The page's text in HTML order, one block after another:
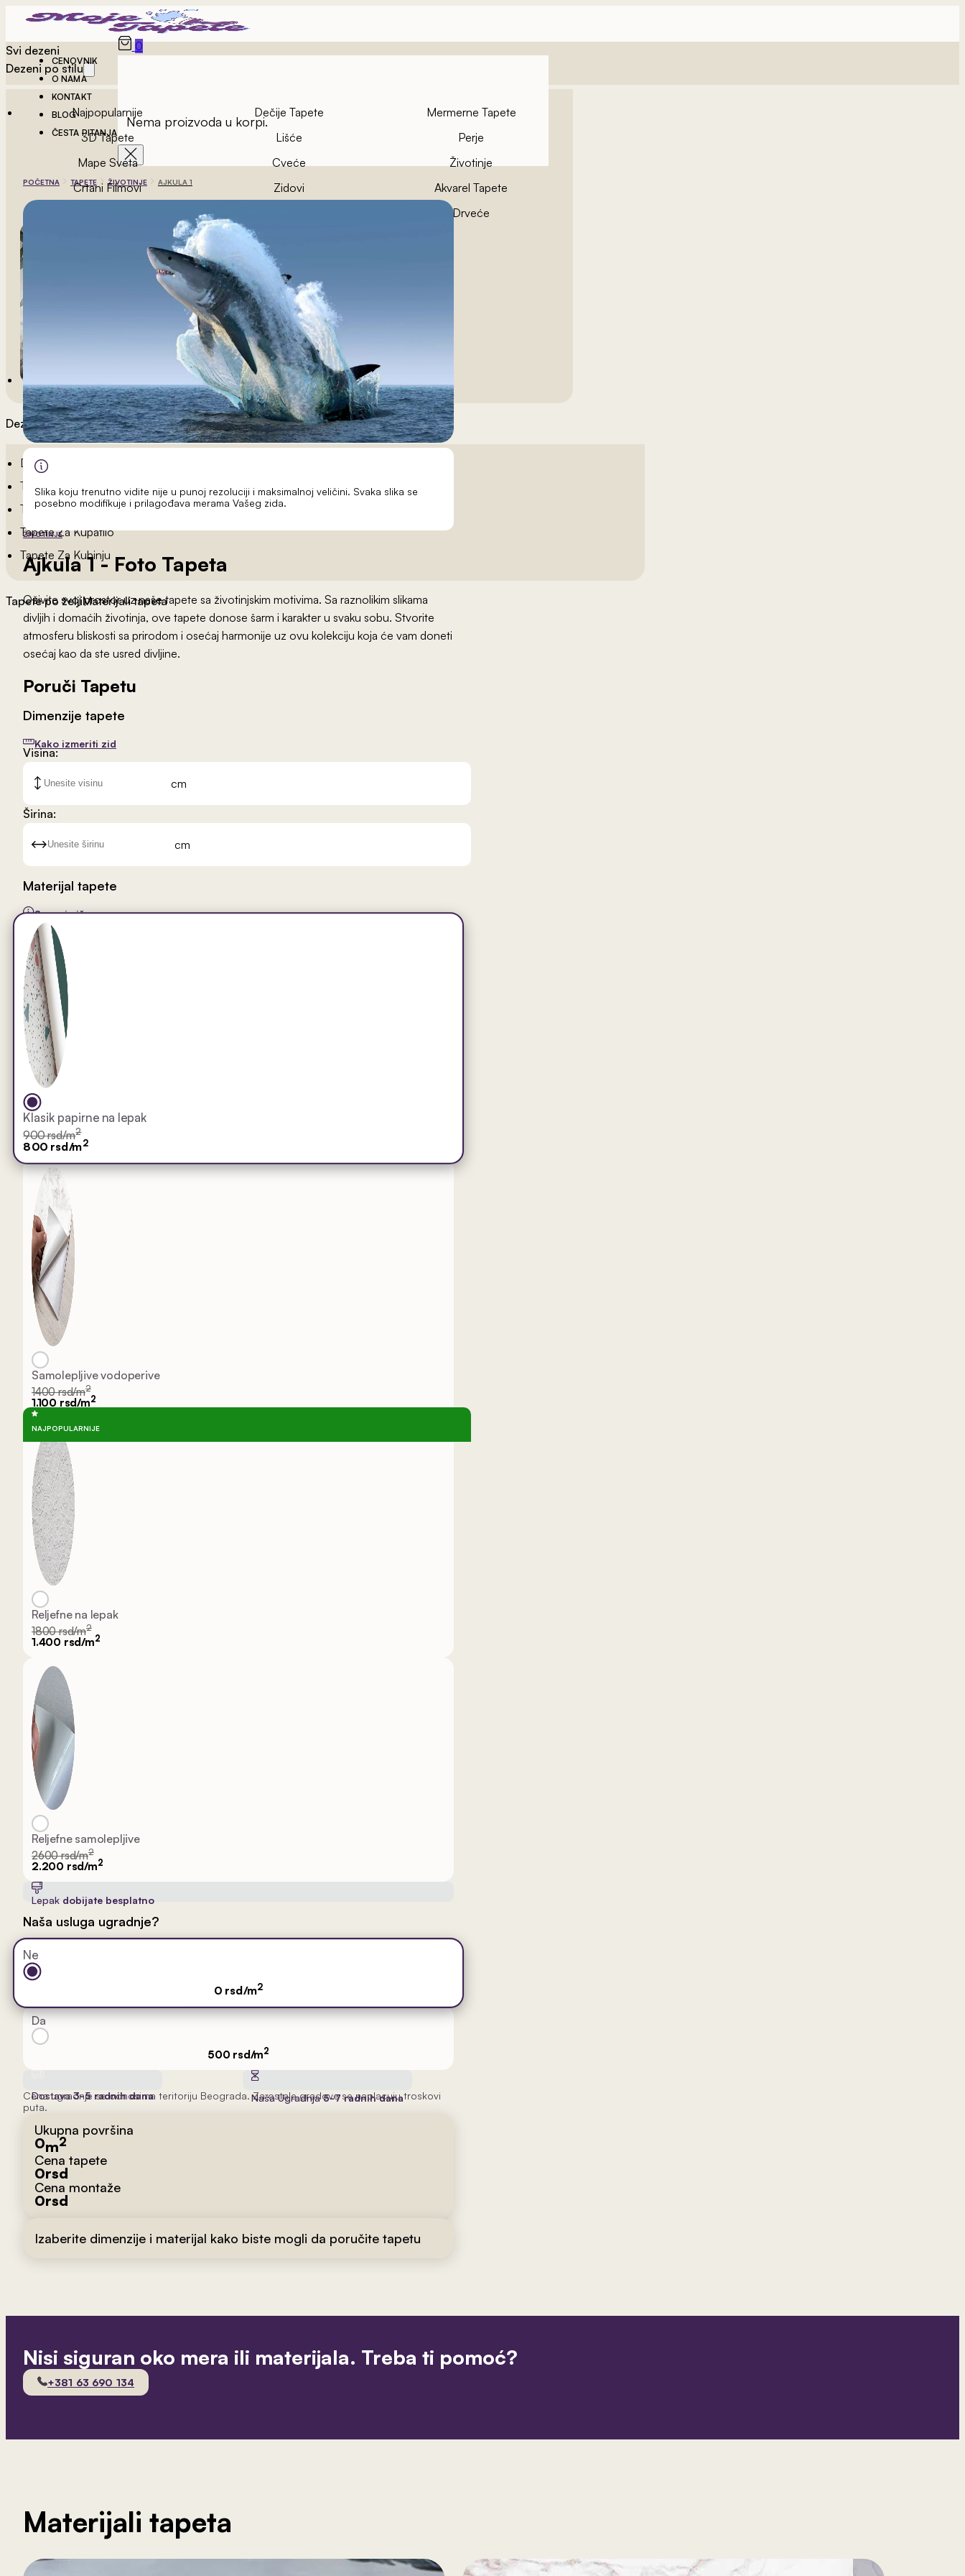
CENOVNIK
O NAMA
KONTAKT
BLOG
ČESTA PITANJA
0
Nema proizvoda u korpi.
Svi dezeni
Dezeni po stilu
Najpopularnije Dečije Tapete
Mermerne Tapete
3D Tapete
Lišće
Perje
Mape Sveta
Cveće
Životinje
Crtani Filmovi
Zidovi
Akvarel Tapete
Drveće
Dezeni po sobama
Dečije Tapete
Tapete Spavaća Soba
Tapete Dnevna Soba
Tapete Za Kupatilo
Tapete Za Kuhinju
Tapete po željiMaterijali tapeta
POČETNA TAPETE ŽIVOTINJE AJKULA 1
Slika koju trenutno vidite nije u punoj rezoluciji i maksimalnoj veličini. Svaka slika se
posebno modifikuje i prilagođava merama Vašeg zida.
ŽIVOTINJE
Ajkula 1- Foto Tapeta
Oživite svoj prostor uz naše tapete sa životinjskim motivima. Sa raznolikim slikama
divljih i domaćih životinja, ove tapete donose šarm i karakter u svaku sobu. Stvorite
atmosferu bliskosti sa prirodom i osećaj harmonije uz ovu kolekciju koja će vam doneti
osećaj kao da ste usred divljine.
Poruči Tapetu
Dimenzije tapete
Kako izmeriti zid
Visina:
cm
Širina:
cm
Materijal tapete
Saznaj više
Klasik papirne na lepak
900 rsd/m2
800 rsd/m2
Samolepljive vodoperive
1400 rsd/m2
1.100 rsd/m2
NAJPOPULARNIJE
Reljefne na lepak
1800 rsd/m2
1.400 rsd/m2
Reljefne samolepljive
2600 rsd/m2
2.200 rsd/m2
Lepak dobijate besplatno
Naša usluga ugradnje?
Ne
0 rsd/m2
Da
500 rsd/m2
Dostava3-5 radnih dana Naša Ugradnja5-7 radnih dana
Cena ugradnje se odnosi na teritoriju Beograda. Za ostale gradove se naplacuju troskovi
puta.
Ukupna površina
0m2
Cena tapete
0rsd
Cena montaže
0rsd
Izaberite dimenzije i materijal kako biste mogli da poručite tapetu
Nisi siguran oko mera ili materijala. Treba ti pomoć?
+381 63 690 134
Materijali tapeta